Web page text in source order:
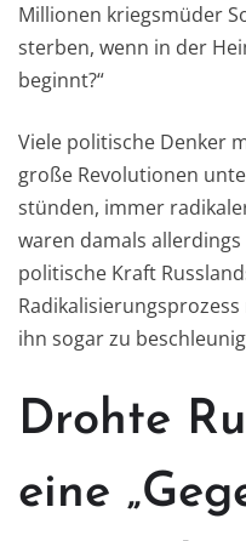
Millionen kriegsmüder
sterben, wenn in der
beginnt?“
Viele politische Denker
große Revolutionen
stünden, immer
waren damals
politische Kraft
ihn sogar zu
Drohte
eine